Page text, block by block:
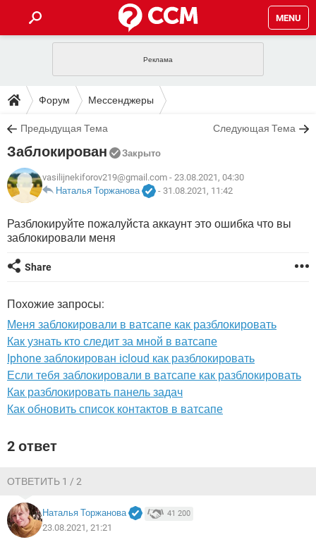
MENU
INSTAGRAM
ИГРЫ WINDOWS 10
ВКОНТАКТЕ
GOOGLE YANDEX
ПОЛЕЗНЫЕ СОВЕТЫ
TIKTOK
WINDOWS 10 ВКОНТАКТЕ
YANDEX
ЗАГРУЗКИ
TIKTOK
WHATSAPP INSTAGRAM
FACEBOOK
WINDOWS 10 ВКОНТАКТЕ
YANDEX
TIKTOK TELEGRAM
FACEBOOK
WINDOWS 10
YANDEX
ЭНЦИКЛОПЕДИЯ
TIKTOK TELEGRAM
FACEBOOK
ВИДЕО GOOGLE
YANDEX
Форум Мессенджеры
Предыдущая Тема Следующая Тема
Заблокирован Закрыто
vasilijnekiforov219@gmail.com - 23.08.2021, 04:30
Наталья Торжанова
- 31.08.2021, 11:42
Разблокируйте пожалуйста аккаунт это ошибка что вы
заблокировали меня
Share
Похожие запросы:
Меня заблокировали в ватсапе как разблокировать
Как узнать кто следит за мной в ватсапе
Iphone заблокирован icloud как разблокировать
Если тебя заблокировали в ватсапе как разблокировать
Как разблокировать панель задач
Как обновить список контактов в ватсапе
2 ответ
ОТВЕТИТЬ 1 / 2
Наталья Торжанова 41 200
23.08.2021, 21:21